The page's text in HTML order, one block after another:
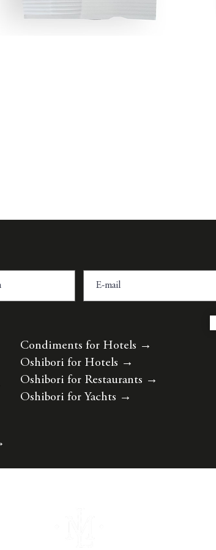
Condiments for Hotels →
Oshibori for Hotels →
Oshibori for Restaurants →
Oshibori for Yachts →